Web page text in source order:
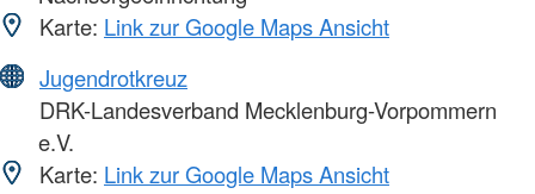
Karte: Link zur Google Maps Ansicht
Jugendrotkreuz
DRK-Landesverband Mecklenburg-Vorpommern
e.V.
Karte: Link zur Google Maps Ansicht